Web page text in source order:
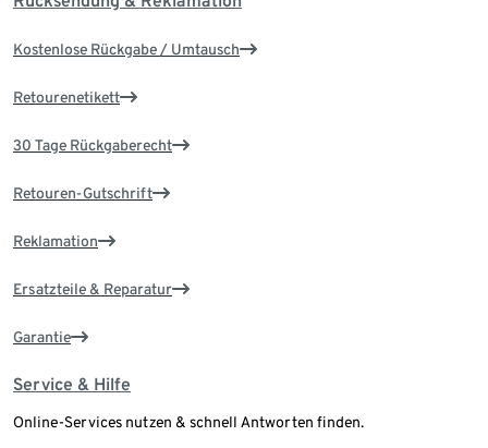
Kostenlose Rückgabe / Umtausch
Retourenetikett
30 Tage Rückgaberecht
Retouren-Gutschrift
Reklamation
Ersatzteile & Reparatur
Garantie
Service & Hilfe
Online-Services nutzen & schnell Antworten finden.